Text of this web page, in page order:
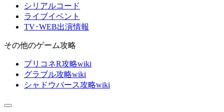
シリアルコード
ライブイベント
TV･WEB出演情報
その他のゲーム攻略
プリコネR攻略wiki
グラブル攻略wiki
シャドウバース攻略wiki